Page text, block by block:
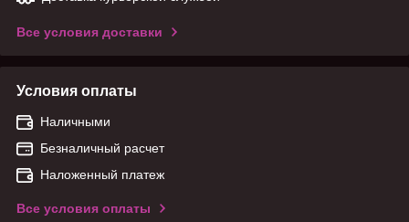
Все условия доставки
Условия оплаты
Наличными
Безналичный расчет
Наложенный платеж
Все условия оплаты